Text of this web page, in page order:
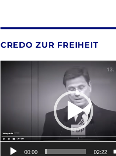
CREDO ZUR FREIHEIT
00:00 02:22